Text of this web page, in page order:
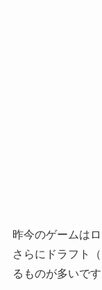
昨今のゲームは
さらにドラフト
るものが多いです